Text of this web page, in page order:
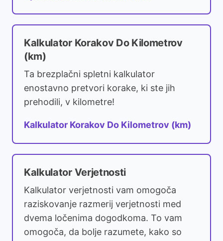
Kalkulator Korakov Do Kilometrov
(km)
Ta brezplačni spletni kalkulator
enostavno pretvori korake, ki ste jih
prehodili, v kilometre!
Kalkulator Korakov Do Kilometrov (km)
Kalkulator Verjetnosti
Kalkulator verjetnosti vam omogoča
raziskovanje razmerij verjetnosti med
dvema ločenima dogodkoma. To vam
omogoča, da bolje razumete, kako so